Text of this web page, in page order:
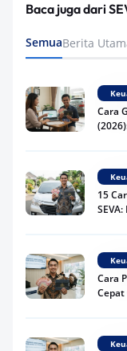
Baca juga dari
SemuaBerita
Cara
15
Cara
Cepat